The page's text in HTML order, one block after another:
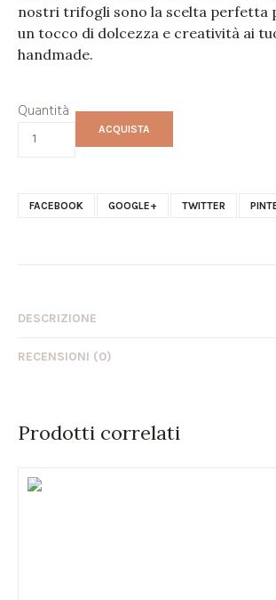
nostri trifogli sono la scelta perfetta
un tocco di dolcezza e creatività ai
handmade.
Quantità
ACQUISTA
FACEBOOK GOOGLE+ TWITTER
DESCRIZIONE
RECENSIONI (0)
Prodotti correlati